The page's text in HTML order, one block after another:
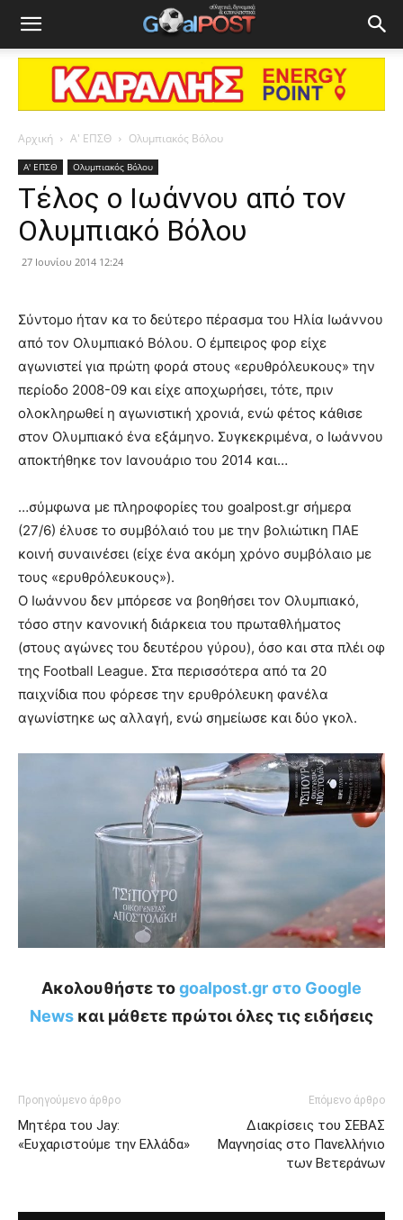
Αρχική Α' ΕΠΣΘ Ολυμπιακός Βόλου
Α' ΕΠΣΘ Ολυμπιακός Βόλου
Τέλος ο Ιωάννου από τον
Ολυμπιακό Βόλου
27 Ιουνίου 2014 12:24
Σύντομο ήταν κα το δεύτερο πέρασμα του Ηλία Ιωάννου
από τον Ολυμπιακό Βόλου. Ο έμπειρος φορ είχε
αγωνιστεί για πρώτη φορά στους «ερυθρόλευκους» την
περίοδο 2008-09 και είχε αποχωρήσει, τότε, πριν
ολοκληρωθεί η αγωνιστική χρονιά, ενώ φέτος κάθισε
στον Ολυμπιακό ένα εξάμηνο. Συγκεκριμένα, ο Ιωάννου
αποκτήθηκε τον Ιανουάριο του 2014 και…
…σύμφωνα με πληροφορίες του goalpost.gr σήμερα
(27/6) έλυσε το συμβόλαιό του με την βολιώτικη ΠΑΕ
κοινή συναινέσει (είχε ένα ακόμη χρόνο συμβόλαιο με
τους «ερυθρόλευκους»).
Ο Ιωάννου δεν μπόρεσε να βοηθήσει τον Ολυμπιακό,
τόσο στην κανονική διάρκεια του πρωταθλήματος
(στους αγώνες του δευτέρου γύρου), όσο και στα πλέι οφ
της Football League. Στα περισσότερα από τα 20
παιχνίδια που φόρεσε την ερυθρόλευκη φανέλα
αγωνίστηκε ως αλλαγή, ενώ σημείωσε και δύο γκολ.
Ακολουθήστε τοgoalpost.gr στο Google
News και μάθετε πρώτοι όλες τις ειδήσεις
Προηγούμενο άρθρο
Mητέρα του Jay:
«Ευχαριστούμε την Ελλάδα»
Επόμενο άρθρο
Διακρίσεις του ΣΕΒΑΣ
Μαγνησίας στο Πανελλήνιο
των Βετεράνων